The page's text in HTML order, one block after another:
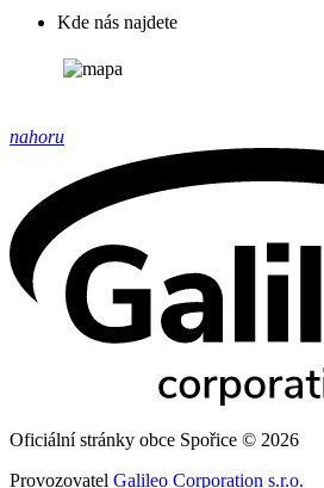
Kde nás najdete
nahoru
Oficiální stránky obce Spořice © 2026
Provozovatel Galileo Corporation s.r.o.